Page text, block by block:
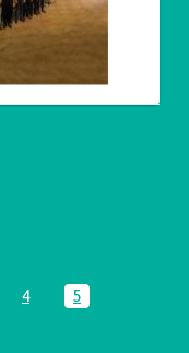
Página
4 Página
5